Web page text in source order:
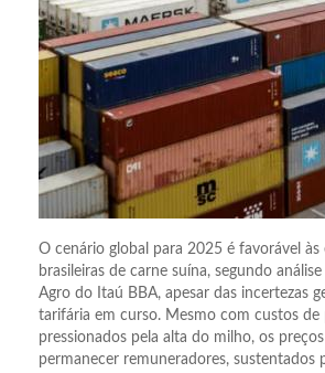
O cenário global para 2025 é favorável às
brasileiras de carne suína, segundo
Agro do Itaú BBA, apesar das incertezas
tarifária em curso. Mesmo com custos de
pressionados pela alta do milho, os
permanecer remuneradores, sustentados